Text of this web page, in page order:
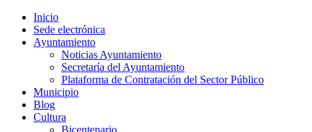
Inicio
Sede electrónica
Ayuntamiento
Noticias Ayuntamiento
Secretaría del Ayuntamiento
Plataforma de Contratación del Sector Público
Municipio
Blog
Cultura
Bicentenario